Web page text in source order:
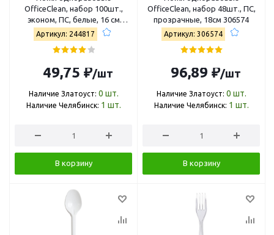
OfficeClean, набор 100шт.,
эконом, ПС, белые, 16 см
244817
Артикул: 244817
49,75 ₽/шт
Наличие Златоуст: 0 шт.
Наличие Челябинск: 1 шт.
В корзину
OfficeClean, набор 48шт., ПС,
прозрачные, 18см 306574
Артикул: 306574
96,89 ₽/шт
Наличие Златоуст: 0 шт.
Наличие Челябинск: 1 шт.
В корзину